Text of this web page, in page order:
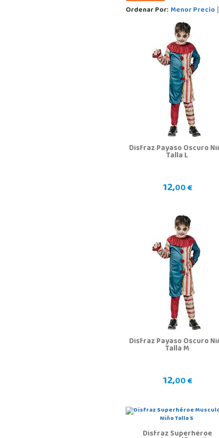
Ordenar Por: Menor Precio
Disfraz Payaso Oscuro
Talla L
12,00 €
Disfraz Payaso Oscuro
Talla M
12,00 €
Disfraz Superhéroe